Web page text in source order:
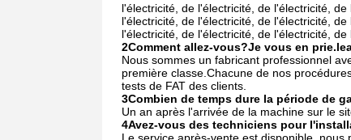
l'électricité, de l'électricité, de l'électricité,
l'électricité, de l'électricité, de l'électricité,
l'électricité, de l'électricité, de l'électricité,
2Comment allez-vous?Je vous en prie.le
Nous sommes un fabricant professionnel
première classe.Chacune de nos
tests de FAT des clients.
3Combien de temps dure la période de
Un an après l'arrivée de la machine sur le
4Avez-vous des techniciens pour